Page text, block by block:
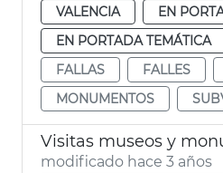
VALENCIA
EN
EN PORTADA TEMÁTICA
FALLAS
FALLES
MONUMENTOS
Visitas museos y
modificado hace 3 años